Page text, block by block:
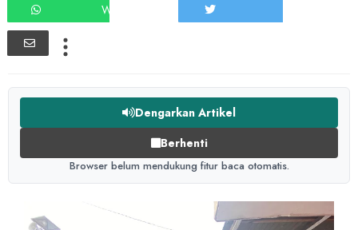
WHATSAPP
Dengarkan Artikel
Berhenti
Browser belum mendukung fitur baca otomatis.